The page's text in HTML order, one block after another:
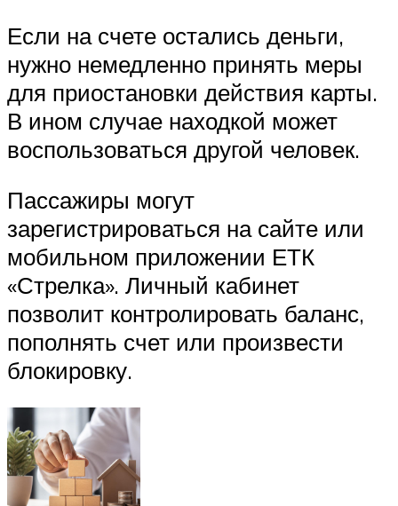
Если на счете остались деньги,
нужно немедленно принять меры
для приостановки действия карты.
В ином случае находкой может
воспользоваться другой человек.
Пассажиры могут
зарегистрироваться на сайте или
мобильном приложении ЕТК
«Стрелка». Личный кабинет
позволит контролировать баланс,
пополнять счет или произвести
блокировку.